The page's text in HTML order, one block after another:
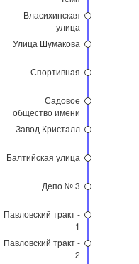
Власихинская
улица
Улица Шумакова
Спортивная
Садовое
общество имени
Мичурина
Завод Кристалл
Балтийская улица
Депо № 3
Павловский тракт -
1
Павловский тракт -
2